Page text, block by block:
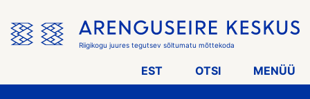
menüü
vahele
Riigikogu juures tegutsev sõltumatu mõttekoda
EST OTSI MENÜÜ